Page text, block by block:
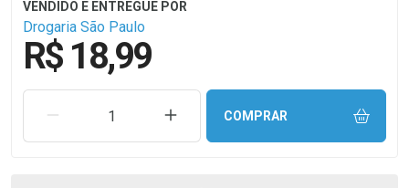
Drogaria São Paulo
R$ 18,99
REMOVER UMA UNIDADEAUMENTAR UMA UNIDADE
COMPRAR